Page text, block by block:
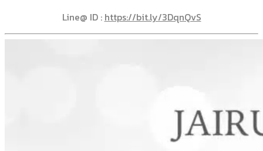
Line@ ID : https://bit.ly/3DqnQvS